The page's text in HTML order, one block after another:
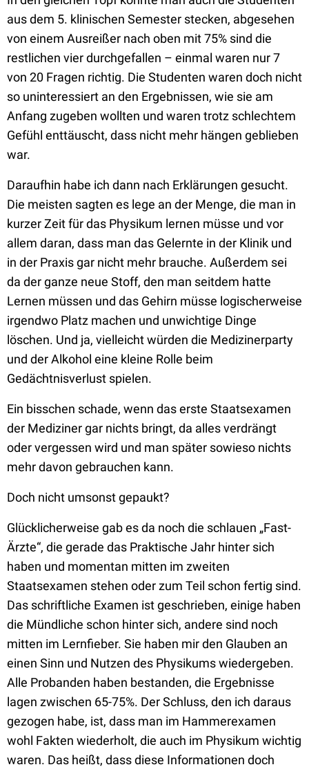
aus dem 5. klinischen Semester stecken, abgesehen
von einem Ausreißer nach oben mit 75% sind die
restlichen vier durchgefallen – einmal waren nur 7
von 20 Fragen richtig. Die Studenten waren doch nicht
so uninteressiert an den Ergebnissen, wie sie am
Anfang zugeben wollten und waren trotz schlechtem
Gefühl enttäuscht, dass nicht mehr hängen geblieben
war.
Daraufhin habe ich dann nach Erklärungen gesucht.
Die meisten sagten es lege an der Menge, die man in
kurzer Zeit für das Physikum lernen müsse und vor
allem daran, dass man das Gelernte in der Klinik und
in der Praxis gar nicht mehr brauche. Außerdem sei
da der ganze neue Stoff, den man seitdem hatte
Lernen müssen und das Gehirn müsse logischerweise
irgendwo Platz machen und unwichtige Dinge
löschen. Und ja, vielleicht würden die Medizinerparty
und der Alkohol eine kleine Rolle beim
Gedächtnisverlust spielen.
Ein bisschen schade, wenn das erste Staatsexamen
der Mediziner gar nichts bringt, da alles verdrängt
oder vergessen wird und man später sowieso nichts
mehr davon gebrauchen kann.
Doch nicht umsonst gepaukt?
Glücklicherweise gab es da noch die schlauen „Fast-
Ärzte“, die gerade das Praktische Jahr hinter sich
haben und momentan mitten im zweiten
Staatsexamen stehen oder zum Teil schon fertig sind.
Das schriftliche Examen ist geschrieben, einige haben
die Mündliche schon hinter sich, andere sind noch
mitten im Lernfieber. Sie haben mir den Glauben an
einen Sinn und Nutzen des Physikums wiedergeben.
Alle Probanden haben bestanden, die Ergebnisse
lagen zwischen 65-75%. Der Schluss, den ich daraus
gezogen habe, ist, dass man im Hammerexamen
wohl Fakten wiederholt, die auch im Physikum wichtig
waren. Das heißt, dass diese Informationen doch